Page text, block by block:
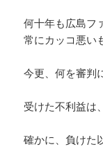
何十年も広島フ
常にカッコ悪い
今更、何を審判
受けた不利益は
確かに、負けた